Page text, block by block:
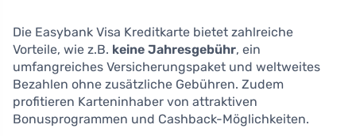
Die Easybank Visa Kreditkarte bietet zahlreiche
Vorteile, wie z.B. keine Jahresgebühr, ein
umfangreiches Versicherungspaket und weltweites
Bezahlen ohne zusätzliche Gebühren. Zudem
profitieren Karteninhaber von attraktiven
Bonusprogrammen und Cashback-Möglichkeiten.